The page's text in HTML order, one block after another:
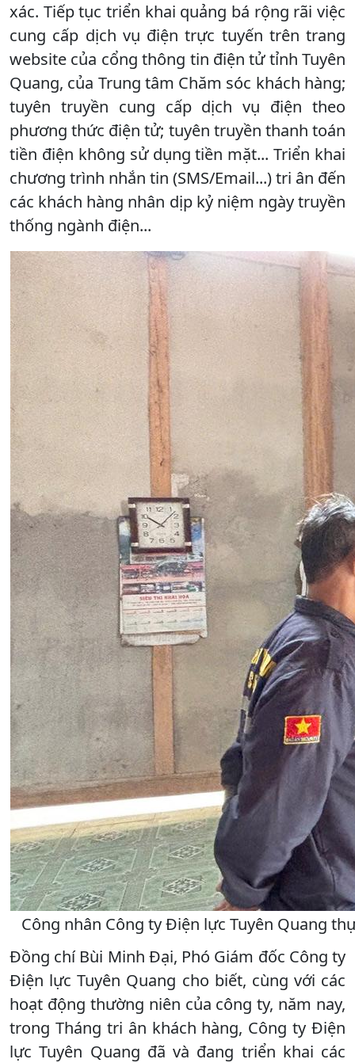
xác. Tiếp tục triển khai quảng bá rộng rãi việc
cung cấp dịch vụ điện trực tuyến trên trang
website của cổng thông tin điện tử tỉnh Tuyên
Quang, của Trung tâm Chăm sóc khách hàng;
tuyên truyền cung cấp dịch vụ điện theo
phương thức điện tử; tuyên truyền thanh toán
tiền điện không sử dụng tiền mặt... Triển khai
chương trình nhắn tin (SMS/Email...) tri ân đến
các khách hàng nhân dịp kỷ niệm ngày truyền
thống ngành điện...
Công nhân Công ty Điện lực Tuyên Quang
Đồng chí Bùi Minh Đại, Phó Giám đốc Công ty
Điện lực Tuyên Quang cho biết, cùng với các
hoạt động thường niên của công ty, năm nay,
trong Tháng tri ân khách hàng, Công ty Điện
lực Tuyên Quang đã và đang triển khai các